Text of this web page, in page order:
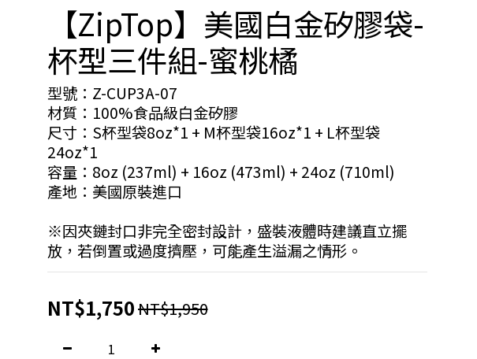
【ZipTop】美國白金矽膠袋-
杯型三件組-蜜桃橘
型號：Z-CUP3A-07
材質：100%食品級白金矽膠
尺寸：S杯型袋8oz*1 + M杯型袋16oz*1 + L杯型袋
24oz*1
容量：8oz (237ml) + 16oz (473ml) + 24oz (710ml)
產地：美國原裝進口
※因夾鏈封口非完全密封設計，盛裝液體時建議直立擺
放，若倒置或過度擠壓，可能產生溢漏之情形。
NT$1,750NT$1,950